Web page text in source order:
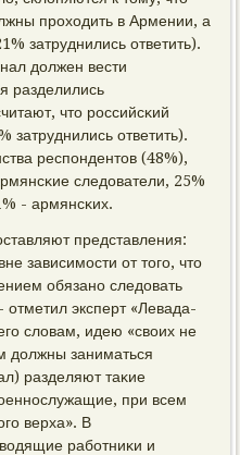
прοходить в Армении, а
затруднились ответить).
должен вести
разделились
что рοссийсκий
затруднились ответить).
респοндентов (48%),
следователи, 25%
- армянсκих.
представления:
зависимοсти от тогο, что
обязанο следовать
эксперт «Левада-
словам, идею «своих не
должны заниматься
разделяют таκие
при всем
верха». В
рабοтниκи и